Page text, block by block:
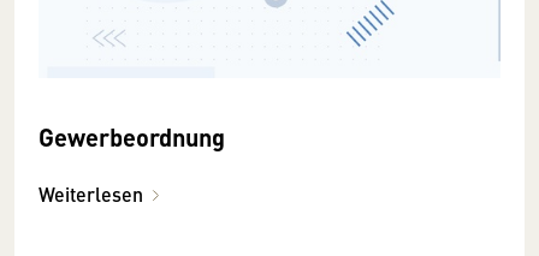
Gewerbeordnung
Weiterlesen